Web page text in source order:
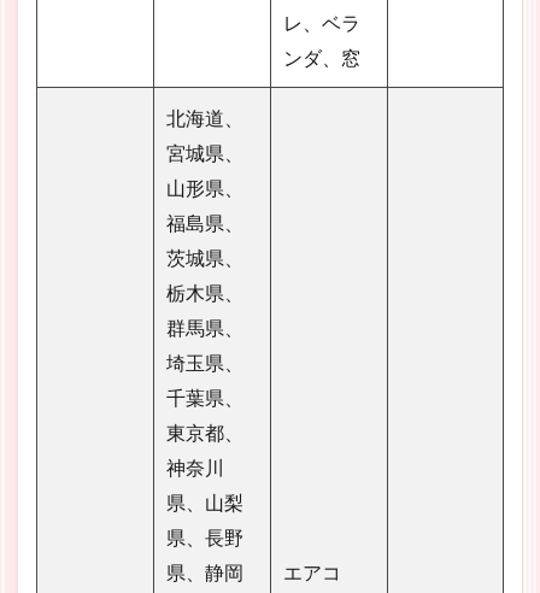
レ、ベラ
ンダ、窓
北海道、
宮城県、
山形県、
福島県、
茨城県、
栃木県、
群馬県、
埼玉県、
千葉県、
東京都、
神奈川
県、山梨
県、長野
県、静岡
エアコ